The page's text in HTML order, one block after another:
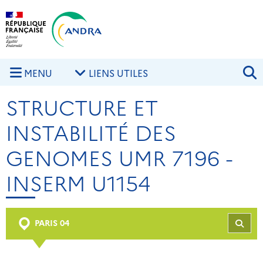
Aller au contenu principal
MENU LIENS UTILES
STRUCTURE ET
INSTABILITÉ DES
GENOMES UMR 7196 -
INSERM U1154
PARIS 04